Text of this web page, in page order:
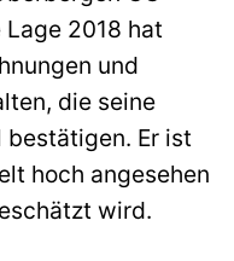
Lage 2018 hat
und
die seine
bestätigen. Er ist
hoch angesehen
wird.